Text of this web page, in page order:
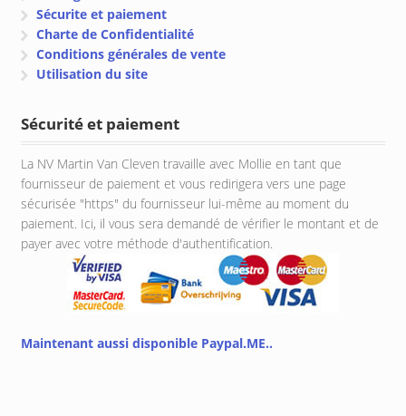
Sécurite et paiement
Charte de Confidentialité
Conditions générales de vente
Utilisation du site
Sécurité et paiement
La NV Martin Van Cleven travaille avec Mollie en tant que
fournisseur de paiement et vous redirigera vers une page
sécurisée "https" du fournisseur lui-même au moment du
paiement. Ici, il vous sera demandé de vérifier le montant et de
payer avec votre méthode d'authentification.
Maintenant aussi disponible Paypal.ME..